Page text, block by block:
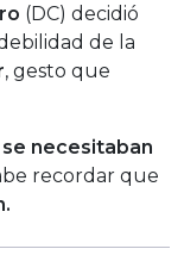
(DC) decidió
de la
, gesto que
se necesitaban
recordar que